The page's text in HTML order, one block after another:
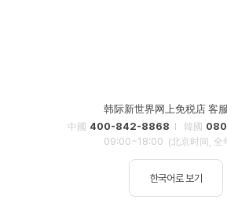
韩际新世界网上免税店 客
中國 400-842-8868 韓國
09:00~18:00 (北京时间, 全
한국어로 보기